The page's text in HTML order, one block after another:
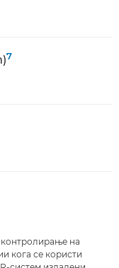
7
контролирање на
кога се користи